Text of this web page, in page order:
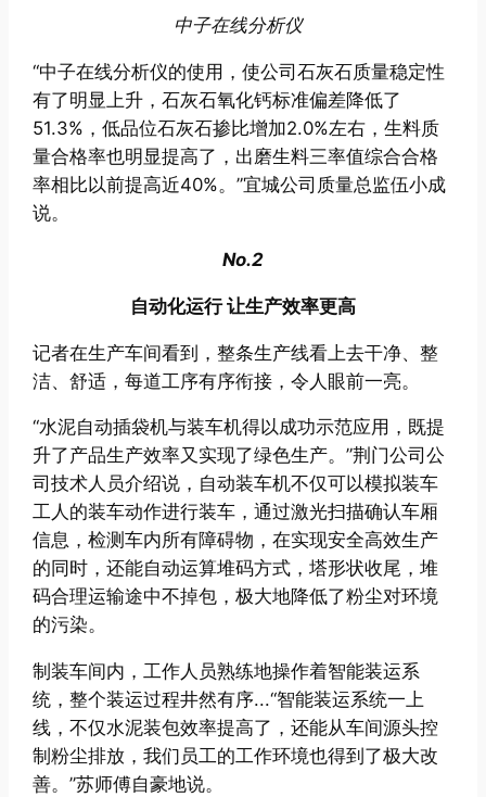
中子在线分析仪
“中子在线分析仪的使用，使公司石灰石质量稳定性
有了明显上升，石灰石氧化钙标准偏差降低了
51.3%，低品位石灰石掺比增加2.0%左右，生料质
量合格率也明显提高了，出磨生料三率值综合合格
率相比以前提高近40%。”宜城公司质量总监伍小成
说。
No.2
自动化运行 让生产效率更高
记者在生产车间看到，整条生产线看上去干净、整
洁、舒适，每道工序有序衔接，令人眼前一亮。
“水泥自动插袋机与装车机得以成功示范应用，既提
升了产品生产效率又实现了绿色生产。”荆门公司公
司技术人员介绍说，自动装车机不仅可以模拟装车
工人的装车动作进行装车，通过激光扫描确认车厢
信息，检测车内所有障碍物，在实现安全高效生产
的同时，还能自动运算堆码方式，塔形状收尾，堆
码合理运输途中不掉包，极大地降低了粉尘对环境
的污染。
制装车间内，工作人员熟练地操作着智能装运系
统，整个装运过程井然有序...“智能装运系统一上
线，不仅水泥装包效率提高了，还能从车间源头控
制粉尘排放，我们员工的工作环境也得到了极大改
善。”苏师傅自豪地说。